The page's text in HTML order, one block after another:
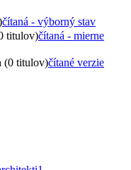
čítaná - výborný stav
titulov)čítaná - mierne
(0 titulov)čítané verzie